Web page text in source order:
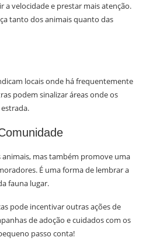
a velocidade e prestar mais atenção.
tanto dos animais quanto das
locais onde há frequentemente
podem sinalizar áreas onde os
animais, mas também promove uma
É uma forma de lembrar a
fauna lugar.
pode incentivar outras ações de
de adoção e cuidados com os
passo conta!